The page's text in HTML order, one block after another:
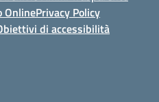
OnlinePrivacy Policy
di accessibilità